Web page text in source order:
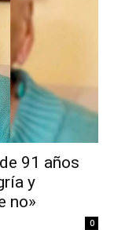
91 años
y
no»
0